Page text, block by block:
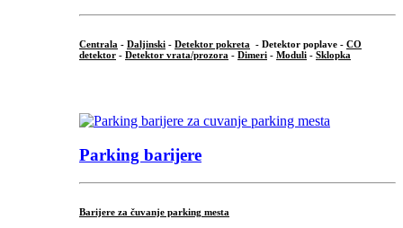
Centrala - Daljinski - Detektor pokreta - Detektor poplave - CO
detektor - Detektor vrata/prozora - Dimeri - Moduli - Sklopka
Parking barijere
Barijere za čuvanje parking mesta